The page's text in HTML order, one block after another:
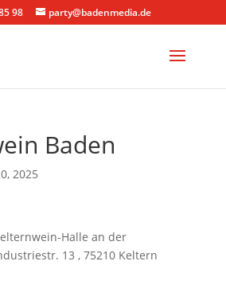
98 party@badenmedia.de
Baden
2025
Halle an der
13 , 75210 Keltern